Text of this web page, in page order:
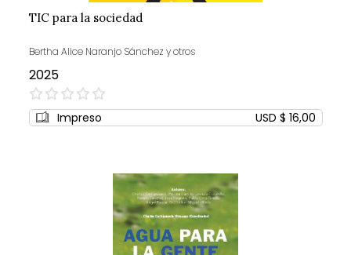
TIC para la sociedad
Bertha Alice Naranjo Sánchez y otros
2025
0%
Impreso USD $ 16,00